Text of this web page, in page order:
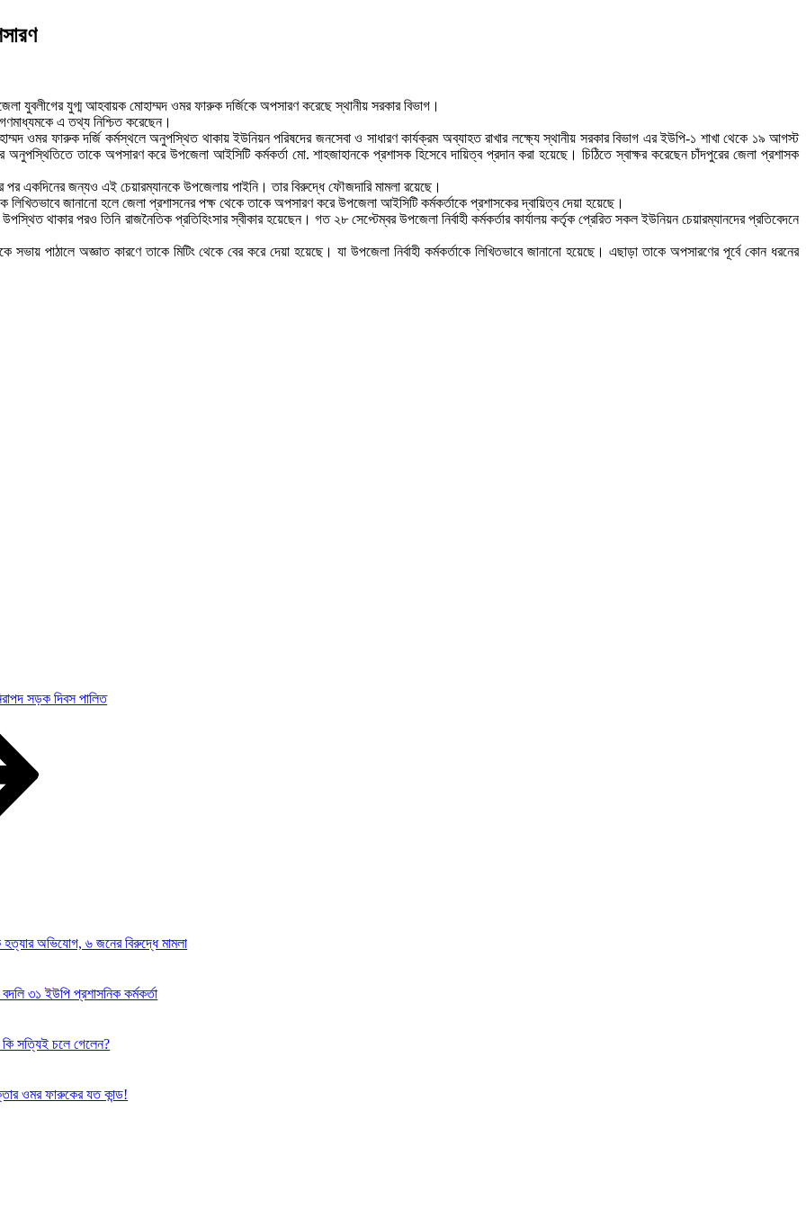
যুবলীগের যুগ্ম আহবায়ক মোহাম্মদ ওমর ফারুক দর্জিকে অপসারণ করেছে স্থানীয় সরকার বিভাগ।
এ তথ্য নিশ্চিত করেছেন।
ওমর ফারুক দর্জি কর্মস্থলে অনুপস্থিত থাকায় ইউনিয়ন পরিষদের জনসেবা ও সাধারণ কার্যক্রম অব্যাহত রাখার লক্ষ্যে স্থানীয় সরকার বিভাগ এর ইউপি-১ শাখা থেকে ১৯ আগস্ট
তাকে অপসারণ করে উপজেলা আইসিটি কর্মকর্তা মো. শাহজাহানকে প্রশাসক হিসেবে দায়িত্ব প্রদান করা হয়েছে। চিঠিতে স্বাক্ষর করেছেন চাঁদপুরের জেলা প্রশাসক
একদিনের জন্যও এই চেয়ারম্যানকে উপজেলায় পাইনি। তার বিরুদ্ধে ফৌজদারি মামলা রয়েছে।
জানানো হলে জেলা প্রশাসনের পক্ষ থেকে তাকে অপসারণ করে উপজেলা আইসিটি কর্মকর্তাকে প্রশাসকের দ্বায়িত্ব দেয়া হয়েছে।
থাকার পরও তিনি রাজনৈতিক প্রতিহিংসার স্বীকার হয়েছেন। গত ২৮ সেপ্টেম্বর উপজেলা নির্বাহী কর্মকর্তার কার্যালয় কর্তৃক প্রেরিত সকল ইউনিয়ন চেয়ারম্যানদের প্রতিবেদনে
সভায় পাঠালে অজ্ঞাত কারণে তাকে মিটিং থেকে বের করে দেয়া হয়েছে। যা উপজেলা নির্বাহী কর্মকর্তাকে লিখিতভাবে জানানো হয়েছে। এছাড়া তাকে অপসারণের পূর্বে কোন ধরনের
সড়ক দিবস পালিত
হত্যার অভিযোগ, ৬ জনের বিরুদ্ধে মামলা
৩১ ইউপি প্রশাসনিক কর্মকর্তা
সত্যিই চলে গেলেন?
ওমর ফারুকের যত কান্ড!